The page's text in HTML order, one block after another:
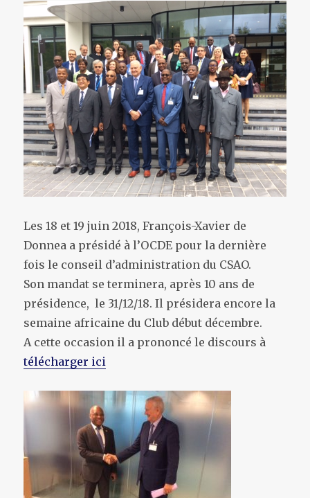
Les 18 et 19 juin 2018, François-Xavier de
Donnea a présidé à l’OCDE pour la dernière
fois le conseil d’administration du CSAO.
Son mandat se terminera, après 10 ans de
présidence, le 31/12/18. Il présidera encore la
semaine africaine du Club début décembre.
A cette occasion il a prononcé le discours à
télécharger ici